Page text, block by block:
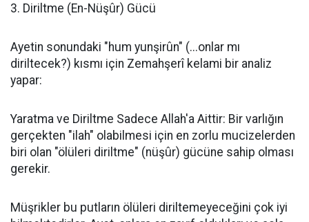
3. Diriltme (En-Nüşûr) Gücü
Ayetin sonundaki "hum yunşirûn" (...onlar mı
diriltecek?) kısmı için Zemahşerî kelami bir analiz
yapar:
Yaratma ve Diriltme Sadece Allah'a Aittir: Bir varlığın
gerçekten "ilah" olabilmesi için en zorlu mucizelerden
biri olan "ölüleri diriltme" (nüşûr) gücüne sahip olması
gerekir.
Müşrikler bu putların ölüleri diriltemeyeceğini çok iyi